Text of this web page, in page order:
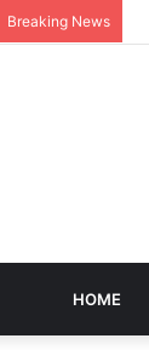
Breaking News
HOME